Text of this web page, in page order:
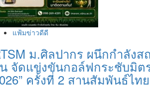
แฟ้มข่าวดีดี
ม.ศิลปากร ผนึกกำลัง
จัดแข่งขันกอล์ฟกระชับมิตร
ครั้งที่ 2 สานสัมพันธ์ไท